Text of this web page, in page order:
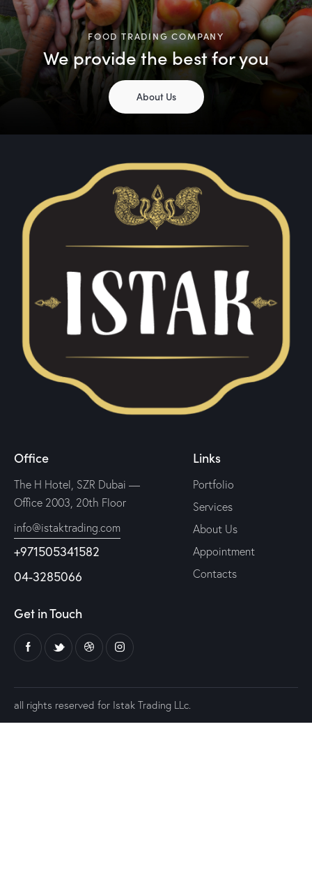
FOOD TRADING COMPANY
We provide the best for you
About Us
Office
The H Hotel, SZR Dubai —
Office 2003, 20th Floor
info@istaktrading.com
+971505341582
04-3285066
Links
Portfolio
Services
About Us
Appointment
Contacts
Get in Touch
all rights reserved for Istak Trading LLc.